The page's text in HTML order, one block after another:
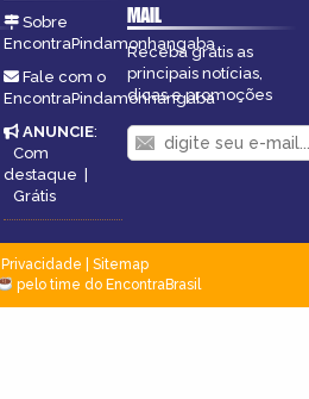
Sobre
EncontraPindamonhangaba
Fale com o
EncontraPindamonhangaba
ANUNCIE:
Com
destaque |
Grátis
MAIL
Receba grátis as
principais notícias,
dicas e promoções
Privacidade
Sitemap
pelo time do EncontraBrasil